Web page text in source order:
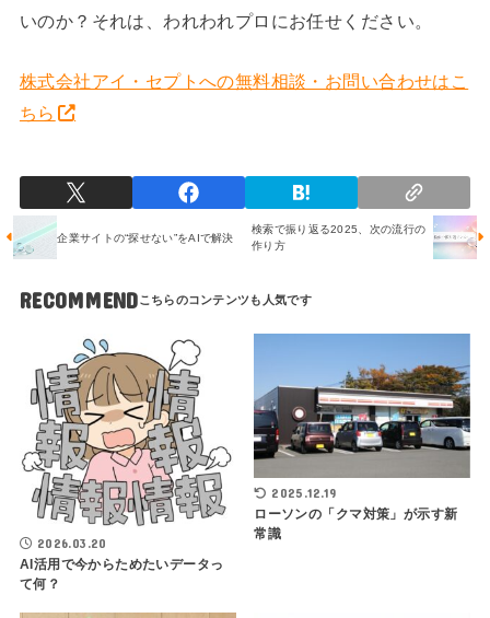
いのか？それは、われわれプロにお任せください。
株式会社アイ・セプトへの無料相談・お問い合わせはこ
ちら
企業サイトの“探せない”をAIで解決
検索で振り返る2025、次の流行の
作り方
RECOMMEND
2026.03.20
AI活用で今からためたいデータっ
て何？
2025.12.19
ローソンの「クマ対策」が示す新
常識